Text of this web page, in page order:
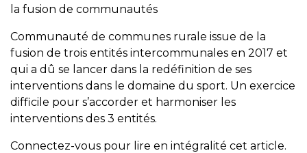
la fusion de communautés
Communauté de communes rurale issue de la
fusion de trois entités intercommunales en 2017 et
qui a dû se lancer dans la redéfinition de ses
interventions dans le domaine du sport. Un exercice
difficile pour s’accorder et harmoniser les
interventions des 3 entités.
Connectez-vous pour lire en intégralité cet article.